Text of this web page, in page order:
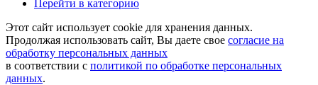
Перейти в категорию
Этот сайт использует cookie для хранения данных.
Продолжая использовать сайт, Вы даете свое согласие на
обработку персональных данных
в соответствии с политикой по обработке персональных
данных.